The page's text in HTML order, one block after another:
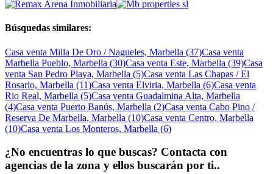
Búsquedas similares:
Casa venta Milla De Oro / Nagueles, Marbella (37)Casa venta
Marbella Pueblo, Marbella (30)Casa venta Este, Marbella (39)Casa
venta San Pedro Playa, Marbella (5)Casa venta Las Chapas / El
Rosario, Marbella (11)Casa venta Elviria, Marbella (6)Casa venta
Rio Real, Marbella (5)Casa venta Guadalmina Alta, Marbella
(4)Casa venta Puerto Banús, Marbella (2)Casa venta Cabo Pino /
Reserva De Marbella, Marbella (10)Casa venta Centro, Marbella
(10)Casa venta Los Monteros, Marbella (6)
¿No encuentras lo que buscas? Contacta con
agencias de la zona y ellos buscarán por ti..